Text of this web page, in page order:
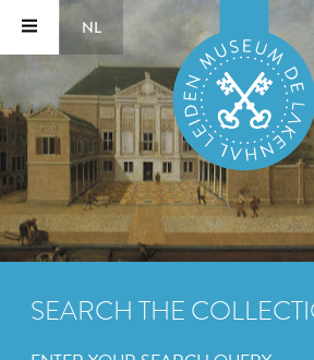
NL
SEARCH THE